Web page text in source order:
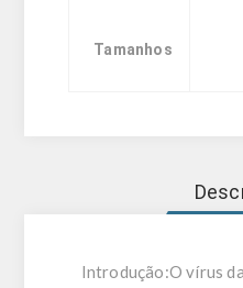
Tamanhos
Introdução:O vírus